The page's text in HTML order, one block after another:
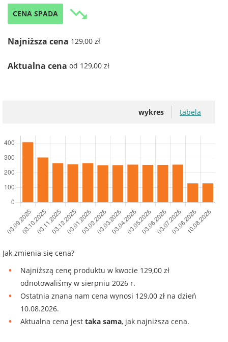
CENA SPADA trending_down
Najniższa cena 129,00 zł
Aktualna cena od 129,00 zł
wykres tabela
Jak zmienia się cena?
Najniższą cenę produktu w kwocie 129,00 zł
odnotowaliśmy w sierpniu 2026 r.
Ostatnia znana nam cena wynosi 129,00 zł na dzień
10.08.2026.
Aktualna cena jest taka sama, jak najniższa cena.